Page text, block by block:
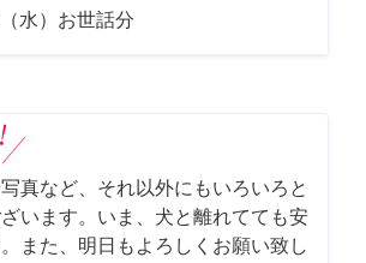
水）お世話分
真など、それ以外にもいろいろと
います。いま、犬と離れてても安
また、明日もよろしくお願い致し